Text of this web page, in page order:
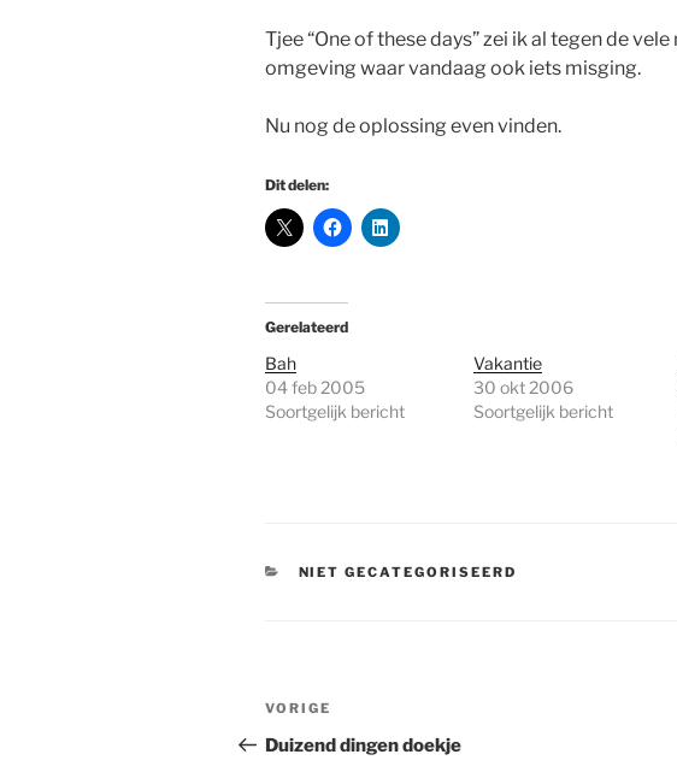
Tjee “One of these days” zei ik al tegen de
omgeving waar vandaag ook iets misging.
Nu nog de oplossing even vinden.
Dit delen:
Gerelateerd
Bah
04 feb 2005
Soortgelijk bericht
Vakantie
30 okt 2006
Soortgelijk bericht
CATEGORIEËN
NIET GECATEGORISEERD
Bericht
navigatie
Vorig
bericht
VORIGE
Duizend dingen doekje